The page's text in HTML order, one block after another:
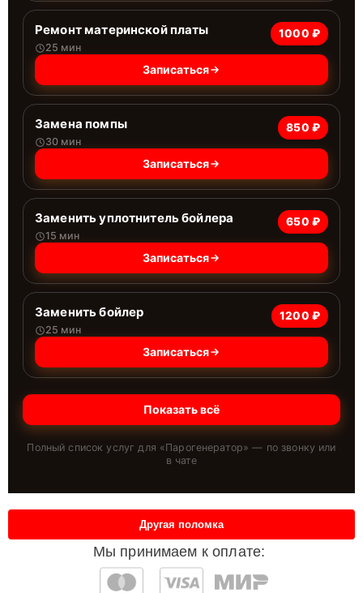
Ремонт материнской платы
25 мин
1000 ₽
Записаться
Замена помпы
30 мин
850 ₽
Записаться
Заменить уплотнитель бойлера
15 мин
650 ₽
Записаться
Заменить бойлер
25 мин
1200 ₽
Записаться
Показать всё
Полный список услуг для «Парогенератор» — по звонку или
в чате
Мы принимаем к оплате:
Другая поломка